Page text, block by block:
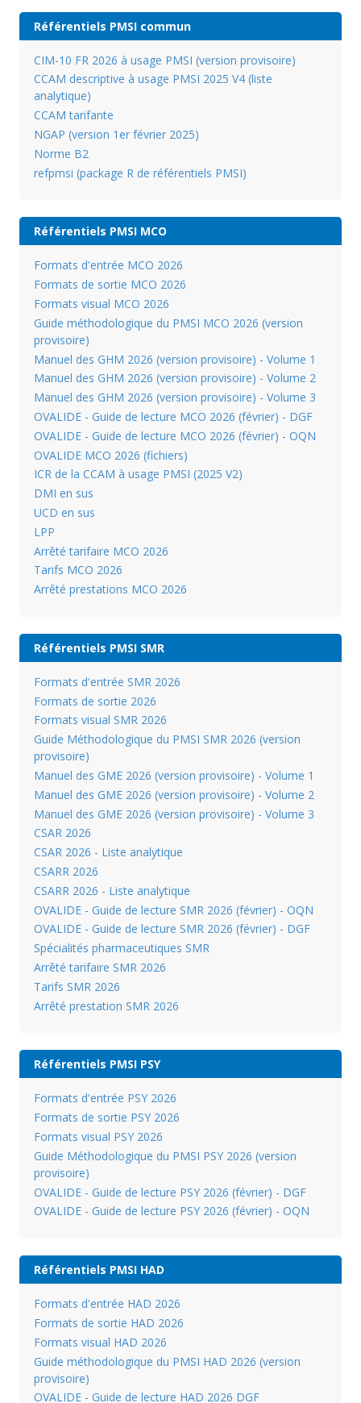
Référentiels PMSI commun
CIM-10 FR 2026 à usage PMSI (version provisoire)
CCAM descriptive à usage PMSI 2025 V4 (liste
analytique)
CCAM tarifante
NGAP (version 1er février 2025)
Norme B2
refpmsi (package R de référentiels PMSI)
Référentiels PMSI MCO
Formats d'entrée MCO 2026
Formats de sortie MCO 2026
Formats visual MCO 2026
Guide méthodologique du PMSI MCO 2026 (version
provisoire)
Manuel des GHM 2026 (version provisoire) - Volume 1
Manuel des GHM 2026 (version provisoire) - Volume 2
Manuel des GHM 2026 (version provisoire) - Volume 3
OVALIDE - Guide de lecture MCO 2026 (février) - DGF
OVALIDE - Guide de lecture MCO 2026 (février) - OQN
OVALIDE MCO 2026 (fichiers)
ICR de la CCAM à usage PMSI (2025 V2)
DMI en sus
UCD en sus
LPP
Arrêté tarifaire MCO 2026
Tarifs MCO 2026
Arrêté prestations MCO 2026
Référentiels PMSI SMR
Formats d'entrée SMR 2026
Formats de sortie 2026
Formats visual SMR 2026
Guide Méthodologique du PMSI SMR 2026 (version
provisoire)
Manuel des GME 2026 (version provisoire) - Volume 1
Manuel des GME 2026 (version provisoire) - Volume 2
Manuel des GME 2026 (version provisoire) - Volume 3
CSAR 2026
CSAR 2026 - Liste analytique
CSARR 2026
CSARR 2026 - Liste analytique
OVALIDE - Guide de lecture SMR 2026 (février) - OQN
OVALIDE - Guide de lecture SMR 2026 (février) - DGF
Spécialités pharmaceutiques SMR
Arrêté tarifaire SMR 2026
Tarifs SMR 2026
Arrêté prestation SMR 2026
Référentiels PMSI PSY
Formats d'entrée PSY 2026
Formats de sortie PSY 2026
Formats visual PSY 2026
Guide Méthodologique du PMSI PSY 2026 (version
provisoire)
OVALIDE - Guide de lecture PSY 2026 (février) - DGF
OVALIDE - Guide de lecture PSY 2026 (février) - OQN
Référentiels PMSI HAD
Formats d'entrée HAD 2026
Formats de sortie HAD 2026
Formats visual HAD 2026
Guide méthodologique du PMSI HAD 2026 (version
provisoire)
OVALIDE - Guide de lecture HAD 2026 DGF